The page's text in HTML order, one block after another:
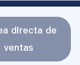
directa de
ventas